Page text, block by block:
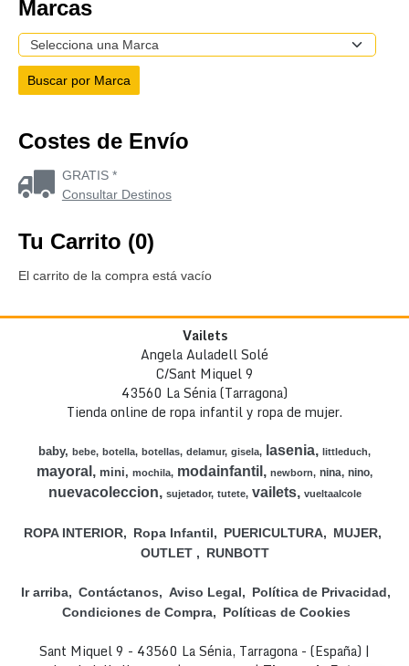
Marcas
Costes de Envío
GRATIS *
Consultar Destinos
Tu Carrito (0)
El carrito de la compra está vacío
Vailets
Angela Auladell Solé
C/Sant Miquel 9
43560 La Sénia (Tarragona)
Tienda online de ropa infantil y ropa de mujer.
baby bebe botella botellas delamur gisela lasenia littleduch
mayoral mini mochila modainfantil newborn nina nino
nuevacoleccion sujetador tutete vailets vueltaalcole
ROPA INTERIOR Ropa Infantil PUERICULTURA
MUJER
OUTLET
RUNBOTT
Ir arriba Contáctanos Aviso Legal
Política de Privacidad
Condiciones de Compra
Políticas de Cookies
Sant Miquel 9 - 43560 La Sénia, Tarragona - (España) |